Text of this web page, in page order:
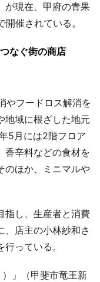
が現在、甲府の青果
催されている。
なぐ街の商店
フードロス解消を
地域に根ざした地元
5月には2階フロア
香辛料などの食材を
のほか、ミニマルや
指し、生産者と消費
、店主の小林紗和さ
っている。
」（甲斐市竜王新